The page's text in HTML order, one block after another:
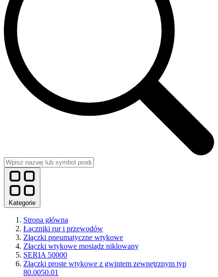
Kategorie
Strona główna
Łączniki rur i przewodów
Złączki pneumatyczne wtykowe
Złączki wtykowe mosiądz niklowany
SERIA 50000
Złączki proste wtykowe z gwintem zewnętrznym typ
80.0050.01